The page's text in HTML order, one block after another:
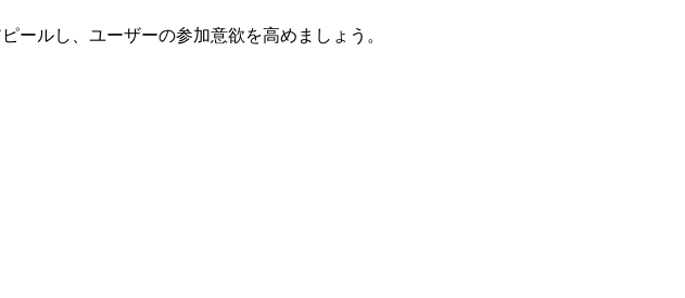
ールし、ユーザーの参加意欲を高めましょう。